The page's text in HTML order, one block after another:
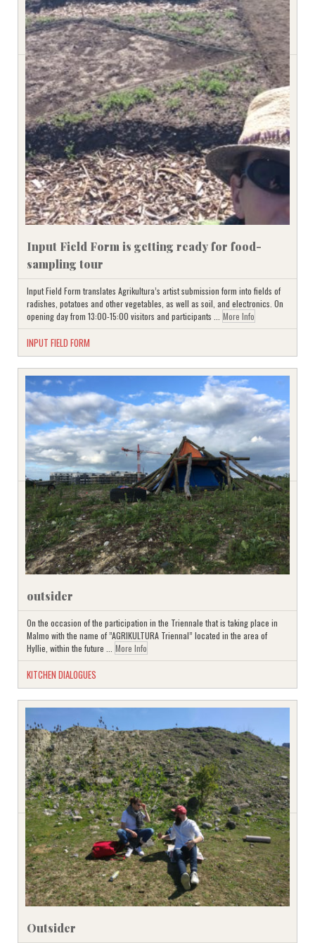
Input Field Form is getting ready for food-
sampling tour
Input Field Form translates Agrikultura’s artist submission form ­into fields of
radishes, potatoes and other vegetables, as well as soil, and electronics. On
opening day from 13:00-15:00 visitors and participants ... More Info
INPUT FIELD FORM
outsider
On the occasion of the participation in the Triennale that is taking place in
Malmo with the name of ”AGRIKULTURA Triennal” located in the area of
Hyllie, within the future ... More Info
KITCHEN DIALOGUES
Outsider